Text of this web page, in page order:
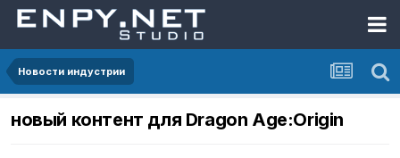
Новости индустрии
новый контент для Dragon Age:Origin